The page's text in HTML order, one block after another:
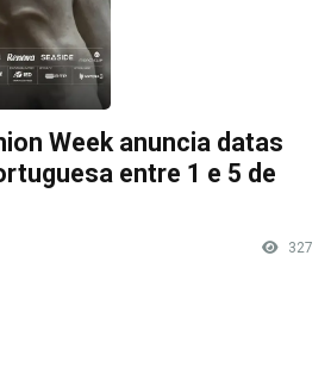
Week anuncia datas
entre 1 e 5 de
327